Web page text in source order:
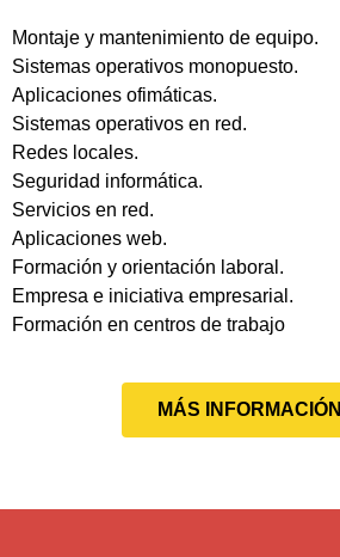
Montaje y mantenimiento de equipo.
Sistemas operativos monopuesto.
Aplicaciones ofimáticas.
Sistemas operativos en red.
Redes locales.
Seguridad informática.
Servicios en red.
Aplicaciones web.
Formación y orientación laboral.
Empresa e iniciativa empresarial.
Formación en centros de trabajo
MÁS INFORMACIÓN